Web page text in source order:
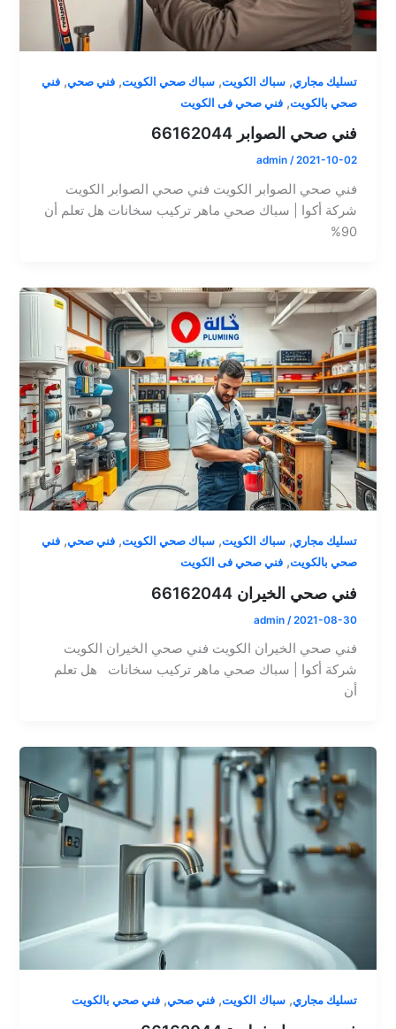
تسليك مجاري,سباك الكويت,سباك صحي الكويت,فني صحي,فني
صحي بالكويت,فني صحي فى الكويت
فني صحي الصوابر 66162044
admin /2021-10-02
فني صحي الصوابر الكويت فني صحي الصوابر الكويت
شركة أكوا | سباك صحي ماهر تركيب سخانات هل تعلم أن
90%
تسليك مجاري,سباك الكويت,سباك صحي الكويت,فني صحي,فني
صحي بالكويت,فني صحي فى الكويت
فني صحي الخيران 66162044
admin /2021-08-30
فني صحي الخيران الكويت فني صحي الخيران الكويت
شركة أكوا | سباك صحي ماهر تركيب سخانات هل تعلم
أن
تسليك مجاري,سباك الكويت,فني صحي,فني صحي بالكويت